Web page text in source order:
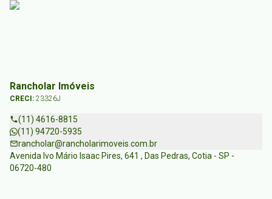
Rancholar Imóveis
CRECI: 23326J
(11) 4616-8815
(11) 94720-5935
rancholar@rancholarimoveis.com.br
Avenida Ivo Mário Isaac Pires, 641 , Das Pedras, Cotia - SP -
06720-480